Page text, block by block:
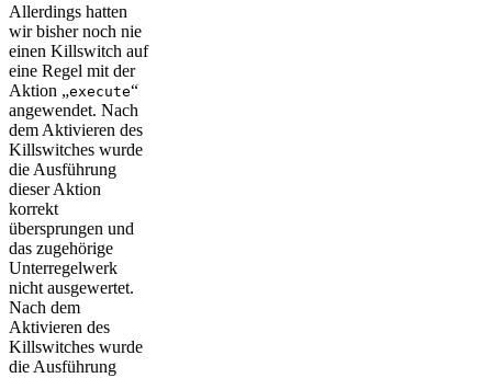
Allerdings hatten
wir bisher noch nie
einen Killswitch auf
eine Regel mit der
Aktion „execute“
angewendet. Nach
dem Aktivieren des
Killswitches wurde
die Ausführung
dieser Aktion
korrekt
übersprungen und
das zugehörige
Unterregelwerk
nicht ausgewertet.
Nach dem
Aktivieren des
Killswitches wurde
die Ausführung